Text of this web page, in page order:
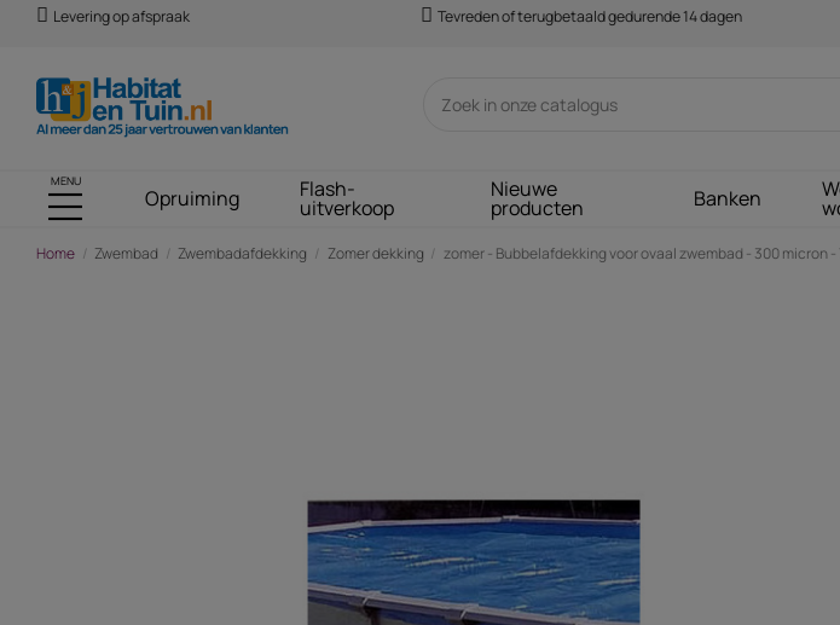
Levering op afspraak Tevreden of terugbetaald gedurende 14 dagen
MENU
Opruiming Flash-
uitverkoop
Nieuwe
producten Banken
Home Zwembad Zwembadafdekking Zomer dekking zomer - Bubbelafdekking voor ovaal zwembad - 300 micron -